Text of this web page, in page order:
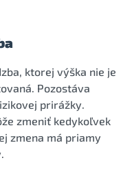
ktorej výška nie je
Pozostáva
prirážky.
zmeniť kedykoľvek
zmena má priamy